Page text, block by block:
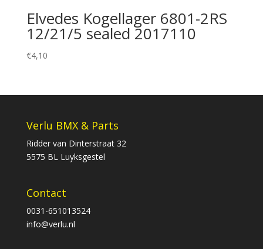
Elvedes Kogellager 6801-2RS
12/21/5 sealed 2017110
€4,10
Verlu BMX & Parts
Ridder van Dinterstraat 32
5575 BL Luyksgestel
Contact
0031-651013524
info@verlu.nl